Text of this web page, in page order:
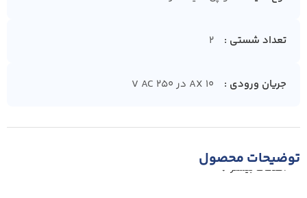
تعداد شستی 2
جریان ورودی 10 AX در 250 V AC
توضیحات محصول
اطلاعات بیشتر